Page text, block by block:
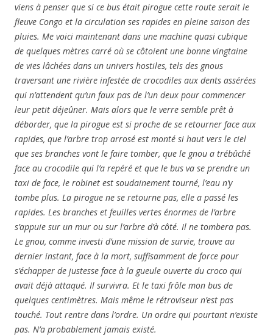
viens à penser que si ce bus était pirogue cette route serait le
fleuve Congo et la circulation ses rapides en pleine saison des
pluies. Me voici maintenant dans une machine quasi cubique
de quelques mètres carré où se côtoient une bonne vingtaine
de vies lâchées dans un univers hostiles, tels des gnous
traversant une rivière infestée de crocodiles aux dents assérées
qui n’attendent qu’un faux pas de l’un deux pour commencer
leur petit déjeûner. Mais alors que le verre semble prêt à
déborder, que la pirogue est si proche de se retourner face aux
rapides, que l’arbre trop arrosé est monté si haut vers le ciel
que ses branches vont le faire tomber, que le gnou a trébûché
face au crocodile qui l’a repéré et que le bus va se prendre un
taxi de face, le robinet est soudainement tourné, l’eau n’y
tombe plus. La pirogue ne se retourne pas, elle a passé les
rapides. Les branches et feuilles vertes énormes de l’arbre
s’appuie sur un mur ou sur l’arbre d’à côté. Il ne tombera pas.
Le gnou, comme investi d’une mission de survie, trouve au
dernier instant, face à la mort, suffisamment de force pour
s’échapper de justesse face à la gueule ouverte du croco qui
avait déjà attaqué. Il survivra. Et le taxi frôle mon bus de
quelques centimètres. Mais même le rétroviseur n’est pas
touché. Tout rentre dans l’ordre. Un ordre qui pourtant n’existe
pas. N’a probablement jamais existé.